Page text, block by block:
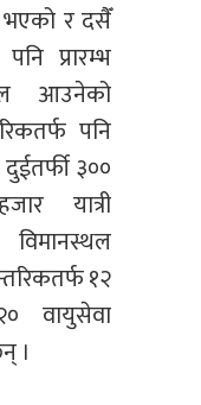
भएको र दसैँ
प्रारम्भ
आउनेको
पनि
३००
यात्री
१२
वायुसेवा
।